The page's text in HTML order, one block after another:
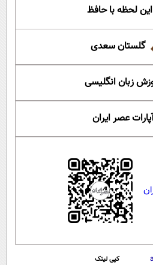
این لحظه با حافظ
گلستان سعدی
زبان انگلیسی
عصر ایران
کپی لینک